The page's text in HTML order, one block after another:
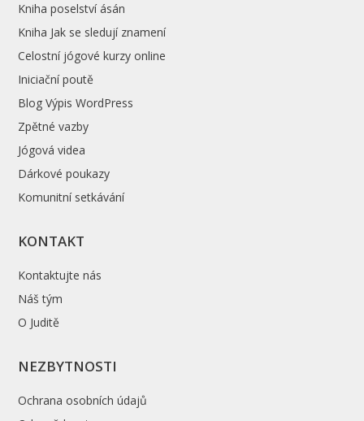
Kniha poselství ásán
Kniha Jak se sledují znamení
Celostní jógové kurzy online
Iniciační poutě
Blog Výpis WordPress
Zpětné vazby
Jógová videa
Dárkové poukazy
Komunitní setkávání
KONTAKT
Kontaktujte nás
Náš tým
O Juditě
NEZBYTNOSTI
Ochrana osobních údajů